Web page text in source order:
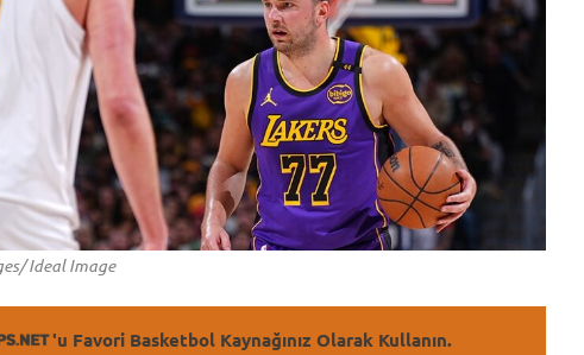
Ideal Image
'u Favori Basketbol Kaynağınız Olarak Kullanın.